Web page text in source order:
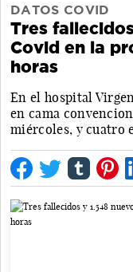
DATOS COVID
Tres
Covid en la
horas
En el hospital
en cama
miércoles, y cuatro